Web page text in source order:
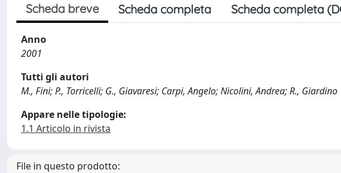
Scheda breve Scheda completa Scheda completa
Anno
2001
Tutti gli autori
M., Fini; P., Torricelli; G., Giavaresi; Carpi, Angelo; Nicolini, Andrea; R., Giardino
Appare nelle tipologie:
1.1 Articolo in rivista
File in questo prodotto: